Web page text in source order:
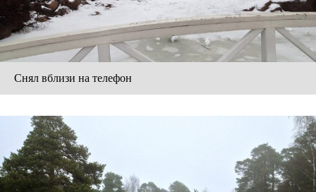
Снял вблизи на телефон